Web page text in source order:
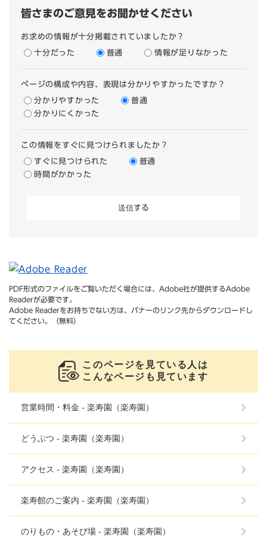
皆さまのご意見をお聞かせください
お求めの情報が十分掲載されていましたか？
十分だった 普通 情報が足りなかった
ページの構成や内容、表現は分かりやすかったですか？
分かりやすかった
普通
分かりにくかった
この情報をすぐに見つけられましたか？
すぐに見つけられた
普通
時間がかかった
PDF形式のファイルをご覧いただく場合には、Adobe社が提供するAdobe
Readerが必要です。
Adobe Readerをお持ちでない方は、バナーのリンク先からダウンロードし
てください。（無料）
このページを見ている人は
こんなページも見ています
営業時間・料金 - 楽寿園（楽寿園）
どうぶつ - 楽寿園（楽寿園）
アクセス - 楽寿園（楽寿園）
楽寿館のご案内 - 楽寿園（楽寿園）
のりもの・あそび場 - 楽寿園（楽寿園）